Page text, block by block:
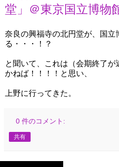
堂」＠東京国立博物
奈良の興福寺の北円堂が、国立
る・・・！？
と聞いて、これは（会期終了
かねば！！！！と思い、
上野に行ってきた。
0 件のコメント:
共有